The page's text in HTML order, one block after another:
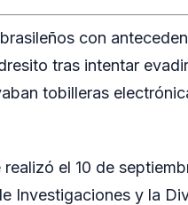
con
tras intentar
tobilleras
el 10 de
Investigaciones y la